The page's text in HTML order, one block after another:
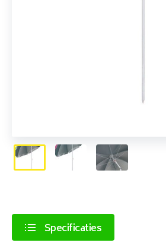
Specificaties